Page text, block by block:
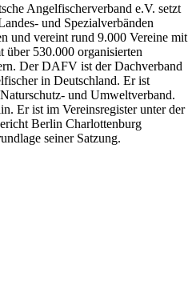
Angelfischerverband e.V. setzt
und Spezialverbänden
und vereint rund 9.000 Vereine mit
über 530.000 organisierten
Der DAFV ist der Dachverband
in Deutschland. Er ist
und Umweltverband.
Er ist im Vereinsregister unter der
Berlin Charlottenburg
seiner Satzung.